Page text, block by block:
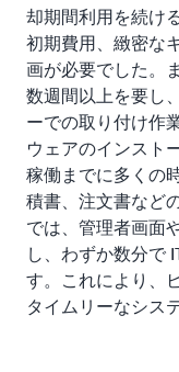
却期間利用を続け
初期費用、緻密な
画が必要でした。
数週間以上を要し
ーでの取り付け作
ウェアのインスト
稼働までに多くの
積書、注文書など
では、管理者画面
し、わずか数分で
す。これにより、
タイムリーなシス